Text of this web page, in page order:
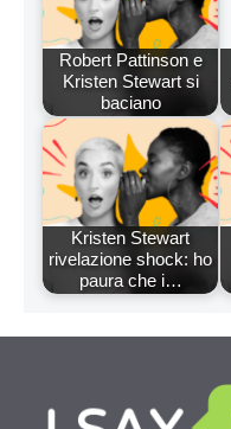
Robert Pattinson e
Kristen Stewart si
baciano
Kristen Stewart
rivelazione shock: ho
paura che i…